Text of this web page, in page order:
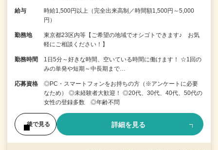
給与
時給1,500円以上（完全出来高制／時間額1,500円～5,000
円）
勤務地
東京都23区内等【ご希望の地域でオシゴトできます♪ お気
軽にご相談ください！】
勤務時間
1日5分～好きな時間、空いている時間に働けます！ ☆1回の
みの単発や短期～中長期まで…
応募資格
◎PC・スマートフォンをお持ちの方（※アンケートに必要
なため） ◎未経験者大歓迎！ ◎20代、30代、40代、50代の
女性の登録多数 ◎年齢不問
後で見る 詳細を見る